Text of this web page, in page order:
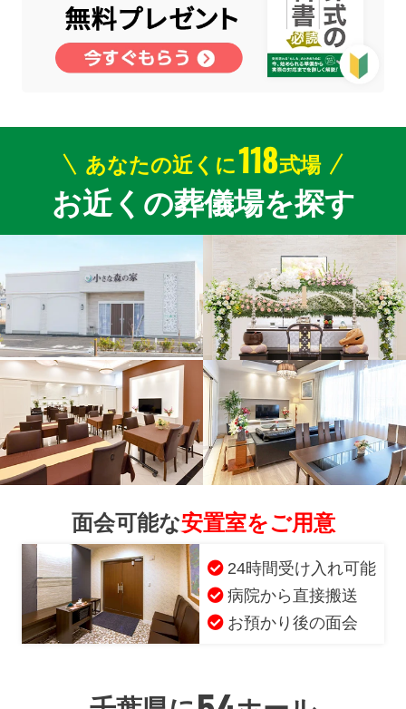
あなたの近くに118式場
お近くの葬儀場を探す
面会可能な安置室をご用意
24時間受け入れ可能
病院から直接搬送
お預かり後の面会